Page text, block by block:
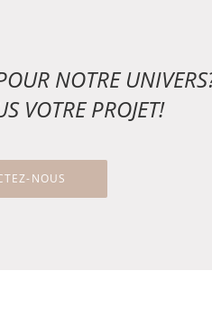
NOTRE
VOTRE PROJET!
NOUS